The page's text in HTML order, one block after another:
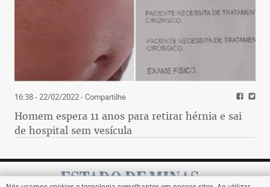
16:38 - 22/02/2022- Compartilhe
Homem espera 11 anos para retirar hérnia e sai
de hospital sem vesícula